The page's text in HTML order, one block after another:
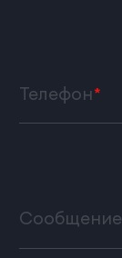
Телефон
Сообщение